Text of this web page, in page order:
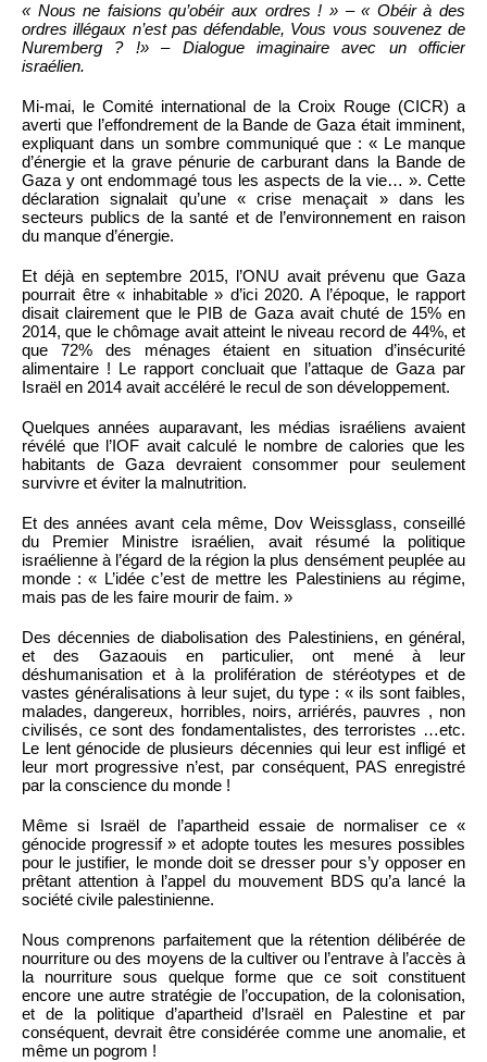
« Nous ne faisions qu’obéir aux ordres ! » – « Obéir à des
ordres illégaux n’est pas défendable, Vous vous souvenez de
Nuremberg ? !» – Dialogue imaginaire avec un officier
israélien.
Mi-mai, le Comité international de la Croix Rouge (CICR) a
averti que l’effondrement de la Bande de Gaza était imminent,
expliquant dans un sombre communiqué que : « Le manque
d’énergie et la grave pénurie de carburant dans la Bande de
Gaza y ont endommagé tous les aspects de la vie… ». Cette
déclaration signalait qu’une « crise menaçait » dans les
secteurs publics de la santé et de l’environnement en raison
du manque d’énergie.
Et déjà en septembre 2015, l’ONU avait prévenu que Gaza
pourrait être « inhabitable » d’ici 2020. A l’époque, le rapport
disait clairement que le PIB de Gaza avait chuté de 15% en
2014, que le chômage avait atteint le niveau record de 44%, et
que 72% des ménages étaient en situation d’insécurité
alimentaire ! Le rapport concluait que l’attaque de Gaza par
Israël en 2014 avait accéléré le recul de son développement.
Quelques années auparavant, les médias israéliens avaient
révélé que l’IOF avait calculé le nombre de calories que les
habitants de Gaza devraient consommer pour seulement
survivre et éviter la malnutrition.
Et des années avant cela même, Dov Weissglass, conseillé
du Premier Ministre israélien, avait résumé la politique
israélienne à l’égard de la région la plus densément peuplée au
monde : « L’idée c’est de mettre les Palestiniens au régime,
mais pas de les faire mourir de faim. »
Des décennies de diabolisation des Palestiniens, en général,
et des Gazaouis en particulier, ont mené à leur
déshumanisation et à la prolifération de stéréotypes et de
vastes généralisations à leur sujet, du type : « ils sont faibles,
malades, dangereux, horribles, noirs, arriérés, pauvres , non
civilisés, ce sont des fondamentalistes, des terroristes …etc.
Le lent génocide de plusieurs décennies qui leur est infligé et
leur mort progressive n’est, par conséquent, PAS enregistré
par la conscience du monde !
Même si Israël de l’apartheid essaie de normaliser ce «
génocide progressif » et adopte toutes les mesures possibles
pour le justifier, le monde doit se dresser pour s’y opposer en
prêtant attention à l’appel du mouvement BDS qu’a lancé la
société civile palestinienne.
Nous comprenons parfaitement que la rétention délibérée de
nourriture ou des moyens de la cultiver ou l’entrave à l’accès à
la nourriture sous quelque forme que ce soit constituent
encore une autre stratégie de l’occupation, de la colonisation,
et de la politique d’apartheid d’Israël en Palestine et par
conséquent, devrait être considérée comme une anomalie, et
même un pogrom !